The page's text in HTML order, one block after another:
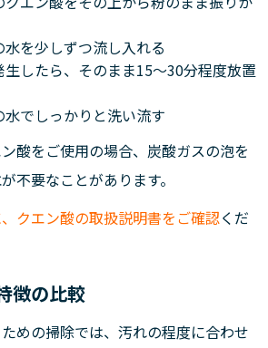
を少しずつ流し入れる
したら、そのまま15～30分程度放置
でしっかりと洗い流す
酸をご使用の場合、炭酸ガスの泡を
不要なことがあります。
クエン酸の取扱説明書をご確認くだ
徴の比較
めの掃除では、汚れの程度に合わせ